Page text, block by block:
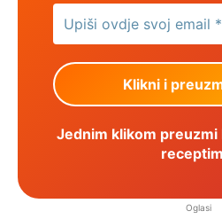
Jednim klikom preuzmi
Oglasi